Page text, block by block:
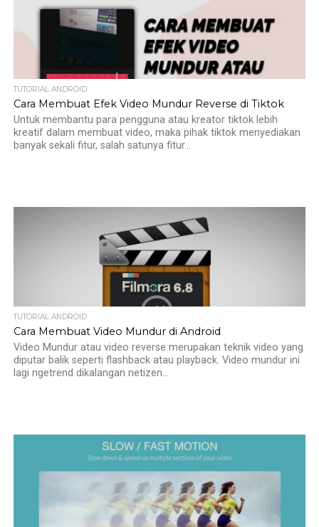
TUTORIAL ANDROID
Cara Membuat Efek Video Mundur Reverse di Tiktok
Untuk membantu para pengguna atau kreator tiktok lebih
kreatif dalam membuat video, maka pihak tiktok menyediakan
banyak sekali fitur, salah satunya fitur...
TUTORIAL ANDROID
Cara Membuat Video Mundur di Android
Video Mundur atau video reverse merupakan teknik video yang
diputar balik seperti flashback atau playback. Video mundur ini
lagi ngetrend dikalangan netizen...